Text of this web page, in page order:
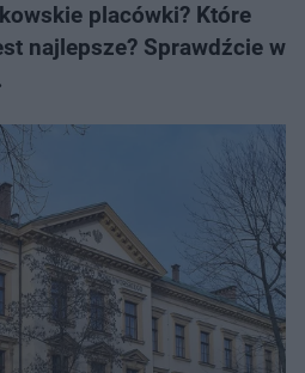
placówki? Które
najlepsze? Sprawdźcie w